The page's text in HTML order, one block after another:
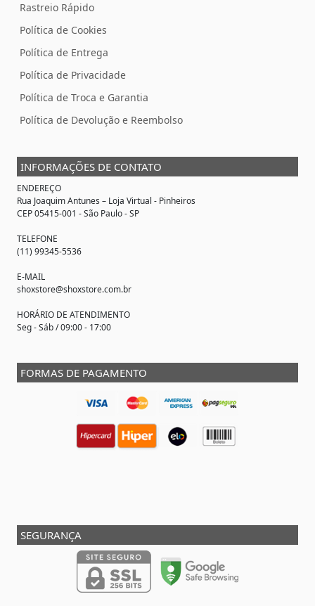
Rastreio Rápido
Política de Cookies
Política de Entrega
Política de Privacidade
Política de Troca e Garantia
Política de Devolução e Reembolso
INFORMAÇÕES DE CONTATO
ENDEREÇO
Rua Joaquim Antunes – Loja Virtual - Pinheiros
CEP 05415-001 - São Paulo - SP
TELEFONE
(11) 99345-5536
E-MAIL
shoxstore@shoxstore.com.br
HORÁRIO DE ATENDIMENTO
Seg - Sáb / 09:00 - 17:00
FORMAS DE PAGAMENTO
SEGURANÇA